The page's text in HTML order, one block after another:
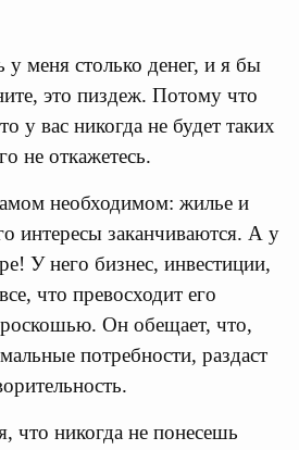
у меня столько денег, и я бы
это пиздеж. Потому что
у вас никогда не будет таких
не откажетесь.
необходимом: жилье и
интересы заканчиваются. А у
У него бизнес, инвестиции,
что превосходит его
роскошью. Он обещает, что,
потребности, раздаст
что никогда не понесешь